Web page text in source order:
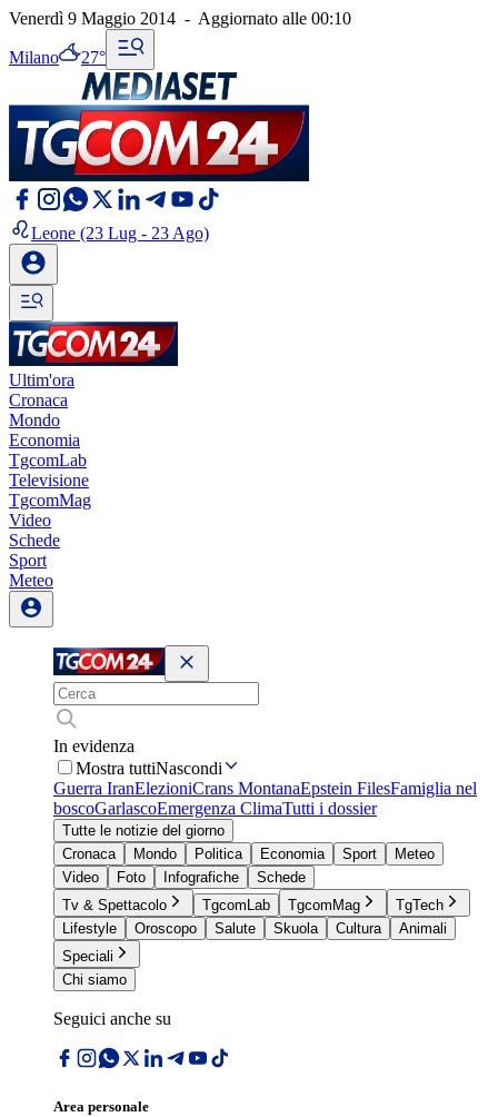
Venerdì 9 Maggio 2014 - Aggiornato alle 00:10
Milano 27°
Leone (23 Lug - 23 Ago)
Ultim'ora
Cronaca
Mondo
Economia
TgcomLab
Televisione
TgcomMag
Video
Schede
Sport
Meteo
In evidenza
Mostra tuttiNascondi
Guerra IranElezioniCrans MontanaEpstein FilesFamiglia nel
boscoGarlascoEmergenza ClimaTutti i dossier
Tutte le notizie del giorno
Cronaca
Mondo Politica Economia Sport
Meteo
Video
Foto Infografiche
Schede
Tv & Spettacolo
TgcomLab TgcomMag
TgTech
Lifestyle
Oroscopo Salute Skuola Cultura
Animali
Speciali
Chi siamo
Seguici anche su
Area personale